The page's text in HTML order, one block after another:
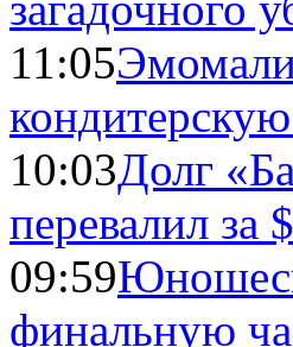
11:05
10:03Долг
перевалил за
09:59
финальную